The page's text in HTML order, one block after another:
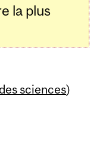
la plus
sciences)